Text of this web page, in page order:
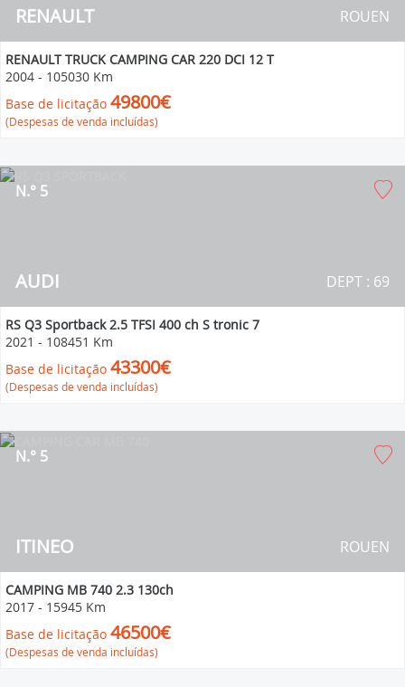
RENAULT ROUEN
RENAULT TRUCK CAMPING CAR 220 DCI 12 T
2004 - 105030 Km
Base de licitação 49800€
(Despesas de venda incluídas)
AUDI
N.° 5
DEPT : 69
RS Q3 Sportback 2.5 TFSI 400 ch S tronic 7
2021 - 108451 Km
Base de licitação 43300€
(Despesas de venda incluídas)
ITINEO
N.° 5
ROUEN
CAMPING MB 740 2.3 130ch
2017 - 15945 Km
Base de licitação 46500€
(Despesas de venda incluídas)